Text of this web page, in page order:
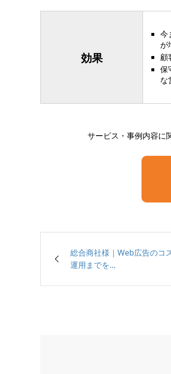
効果
今
が
顧
保
な
サービス・事例内容に
総合商社様｜Web広告のコ
運用までを...